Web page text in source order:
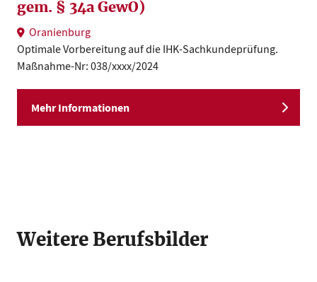
gem. § 34a GewO)
Oranienburg
Optimale Vorbereitung auf die IHK-Sachkundeprüfung.
Maßnahme-Nr: 038/xxxx/2024
Mehr Informationen
Weitere Berufsbilder